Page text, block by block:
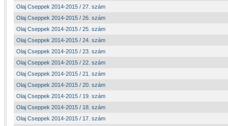
Olaj Cseppek 2014-2015 / 27. szám
Olaj Cseppek 2014-2015 / 26. szám
Olaj Cseppek 2014-2015 / 25. szám
Olaj Cseppek 2014-2015 / 24. szám
Olaj Cseppek 2014-2015 / 23. szám
Olaj Cseppek 2014-2015 / 22. szám
Olaj Cseppek 2014-2015 / 21. szám
Olaj Cseppek 2014-2015 / 20. szám
Olaj Cseppek 2014-2015 / 19. szám
Olaj Cseppek 2014-2015 / 18. szám
Olaj Cseppek 2014-2015 / 17. szám